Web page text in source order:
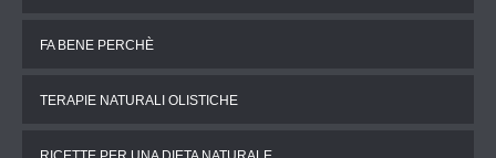
FA BENE PERCHÈ
TERAPIE NATURALI OLISTICHE